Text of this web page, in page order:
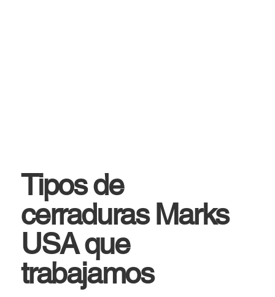
Tipos de
cerraduras Marks
USA que
trabajamos